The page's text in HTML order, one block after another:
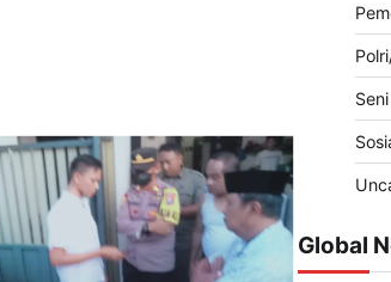
Global